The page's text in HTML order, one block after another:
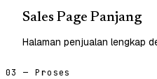
Sales Page Panjang
Halaman penjualan lengkap
03 — Proses